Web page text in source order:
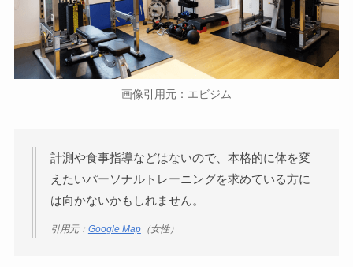
画像引用元：エビジム
計測や食事指導などはないので、本格的に体を変
えたいパーソナルトレーニングを求めている方に
は向かないかもしれません。
引用元： Google Map（女性）